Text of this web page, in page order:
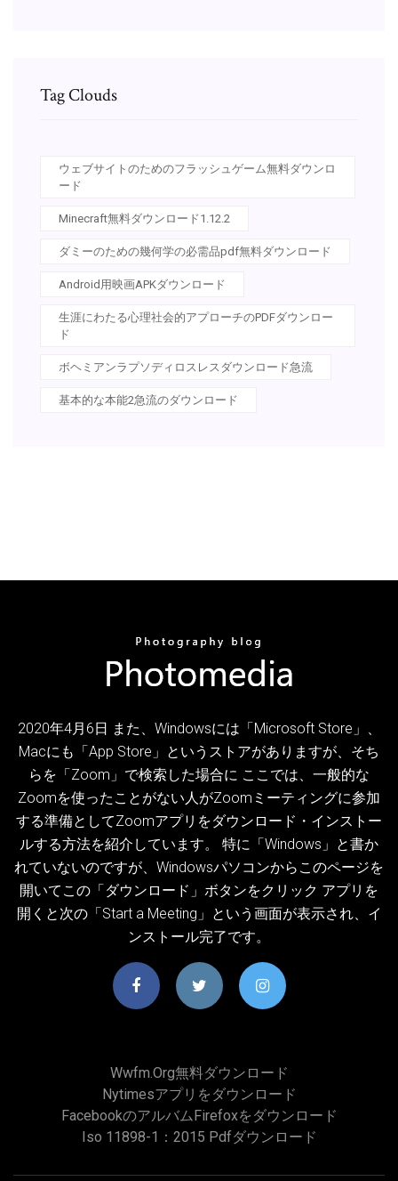
Tag Clouds
ウェブサイトのためのフラッシュゲーム無料ダウンロ
ード
Minecraft無料ダウンロード1.12.2
ダミーのための幾何学の必需品pdf無料ダウンロード
Android用映画APKダウンロード
生涯にわたる心理社会的アプローチのPDFダウンロー
ド
ボヘミアンラプソディロスレスダウンロード急流
基本的な本能2急流のダウンロード
2020年4月6日 また、Windowsには「Microsoft Store」、
Macにも「App Store」というストアがありますが、そち
らを「Zoom」で検索した場合に ここでは、一般的な
Zoomを使ったことがない人がZoomミーティングに参加
する準備としてZoomアプリをダウンロード・インストー
ルする方法を紹介しています。 特に「Windows」と書か
れていないのですが、Windowsパソコンからこのページを
開いてこの「ダウンロード」ボタンをクリック アプリを
開くと次の「Start a Meeting」という画面が表示され、イ
ンストール完了です。
Wwfm.org無料ダウンロード
Nytimesアプリをダウンロード
FacebookのアルバムFirefoxをダウンロード
Iso 11898-1：2015 Pdfダウンロード